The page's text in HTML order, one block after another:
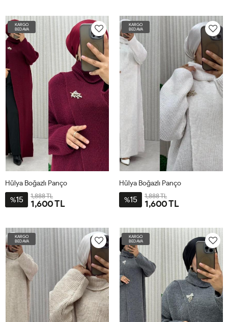
BDN-
BDN-
KARGO
BEDAVA
BDN-
Hülya Boğazlı Panço
%15 1,888 TL
1,600 TL
KARGO
BEDAVA
BDN-
Hülya Boğazlı Panço
%15 1,888 TL
1,600 TL
KARGO
BEDAVA
KARGO
BEDAVA